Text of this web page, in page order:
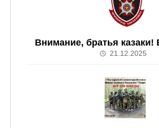
Внимание, братья казаки!
21.12.2025